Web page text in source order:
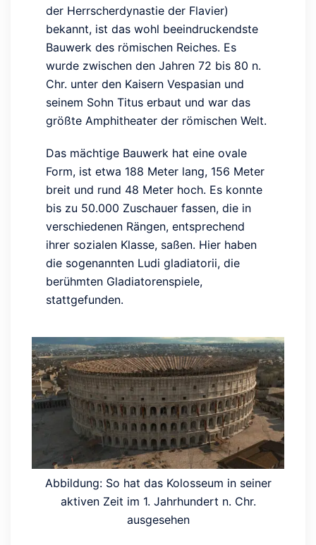
der Herrscherdynastie der Flavier)
bekannt, ist das wohl beeindruckendste
Bauwerk des römischen Reiches. Es
wurde zwischen den Jahren 72 bis 80 n.
Chr. unter den Kaisern Vespasian und
seinem Sohn Titus erbaut und war das
größte Amphitheater der römischen Welt.
Das mächtige Bauwerk hat eine ovale
Form, ist etwa 188 Meter lang, 156 Meter
breit und rund 48 Meter hoch. Es konnte
bis zu 50.000 Zuschauer fassen, die in
verschiedenen Rängen, entsprechend
ihrer sozialen Klasse, saßen. Hier haben
die sogenannten Ludi gladiatorii, die
berühmten Gladiatorenspiele,
stattgefunden.
Abbildung: So hat das Kolosseum in seiner
aktiven Zeit im 1. Jahrhundert n. Chr.
ausgesehen